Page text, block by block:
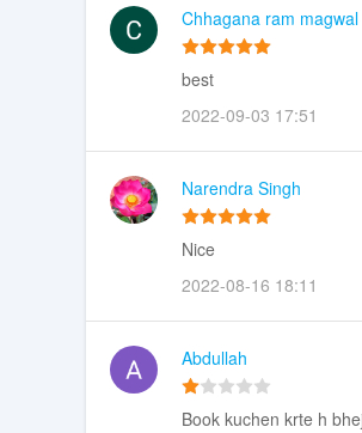
Chhagana ram magwal
best
2022-09-03 17:51
Narendra Singh
Nice
2022-08-16 18:11
Abdullah
Book kuchen krte h